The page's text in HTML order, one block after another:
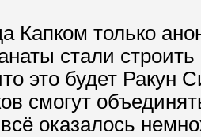
Капком только
стали
это будет Ракун
смогут
оказалось